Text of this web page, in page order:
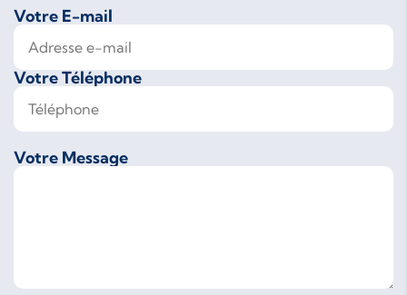
Votre E-mail
Votre Téléphone
Votre Message